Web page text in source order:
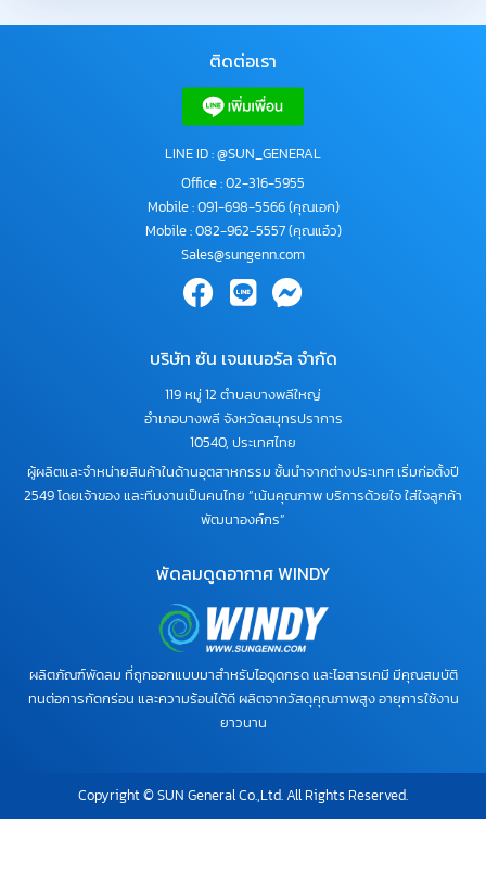
ติดต่อเรา
LINE ID : @SUN_GENERAL
Office :02-316-5955
Mobile :091-698-5566(คุณเอก)
Mobile :082-962-5557(คุณแอ๋ว)
Sales@sungenn.com
บริษัท ซัน เจนเนอรัล จำกัด
119 หมู่ 12 ตำบลบางพลีใหญ่
อำเภอบางพลี จังหวัดสมุทรปราการ
10540, ประเทศไทย
ผู้ผลิตและจำหน่ายสินค้าในด้านอุตสาหกรรม ชั้นนำจากต่างประเทศ เริ่มก่อตั้งปี
2549 โดยเจ้าของ และทีมงานเป็นคนไทย “เน้นคุณภาพ บริการด้วยใจ ใส่ใจลูกค้า
พัฒนาองค์กร”
พัดลมดูดอากาศ WINDY
ผลิตภัณฑ์พัดลม ที่ถูกออกแบบมาสำหรับไอดูดกรด และไอสารเคมี มีคุณสมบัติ
ทนต่อการกัดกร่อน และความร้อนได้ดี ผลิตจากวัสดุคุณภาพสูง อายุการใช้งาน
ยาวนาน
Copyright © SUN General Co.,Ltd. All Rights Reserved.